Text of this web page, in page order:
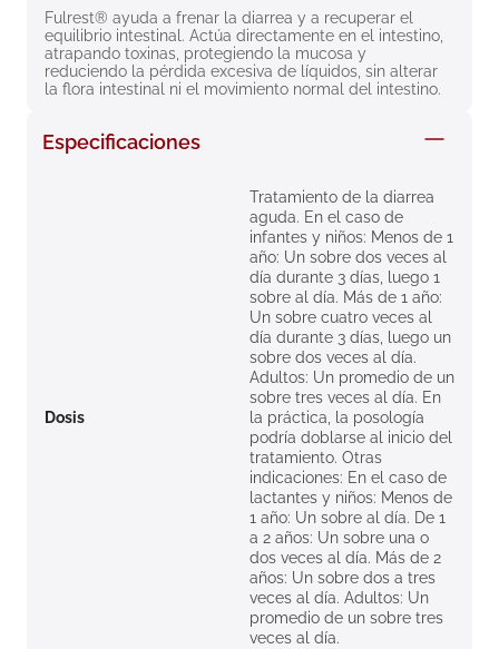
Fulrest® ayuda a frenar la diarrea y a recuperar el
equilibrio intestinal. Actúa directamente en el intestino,
atrapando toxinas, protegiendo la mucosa y
reduciendo la pérdida excesiva de líquidos, sin alterar
la flora intestinal ni el movimiento normal del intestino.
Especificaciones
Dosis
Tratamiento de la diarrea
aguda. En el caso de
infantes y niños: Menos de 1
año: Un sobre dos veces al
día durante 3 días, luego 1
sobre al día. Más de 1 año:
Un sobre cuatro veces al
día durante 3 días, luego un
sobre dos veces al día.
Adultos: Un promedio de un
sobre tres veces al día. En
la práctica, la posología
podría doblarse al inicio del
tratamiento. Otras
indicaciones: En el caso de
lactantes y niños: Menos de
1 año: Un sobre al día. De 1
a 2 años: Un sobre una o
dos veces al día. Más de 2
años: Un sobre dos a tres
veces al día. Adultos: Un
promedio de un sobre tres
veces al día.
8. roche posay
9. pañales
10.nivea